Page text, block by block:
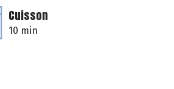
Cuisson
10 min